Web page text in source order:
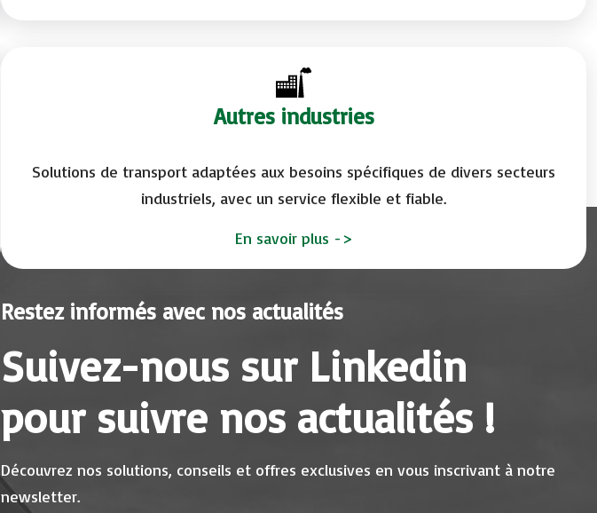
Autres industries
Solutions de transport adaptées aux besoins spécifiques de divers secteurs
industriels, avec un service flexible et fiable.
En savoir plus ->
Restez informés avec nos actualités
Suivez-nous sur Linkedin
pour suivre nos actualités !
Découvrez nos solutions, conseils et offres exclusives en vous inscrivant à notre
newsletter.